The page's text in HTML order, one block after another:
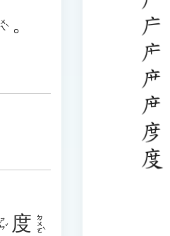
ㄨㄟˋ 。
ㄕㄣˇ 度 ㄉㄨㄛˋ